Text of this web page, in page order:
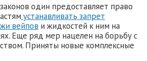
один предоставляет право
устанавливать запрет
вейпов и жидкостей к ним на
Еще ряд мер нацелен на борьбу с
Приняты новые комплексные